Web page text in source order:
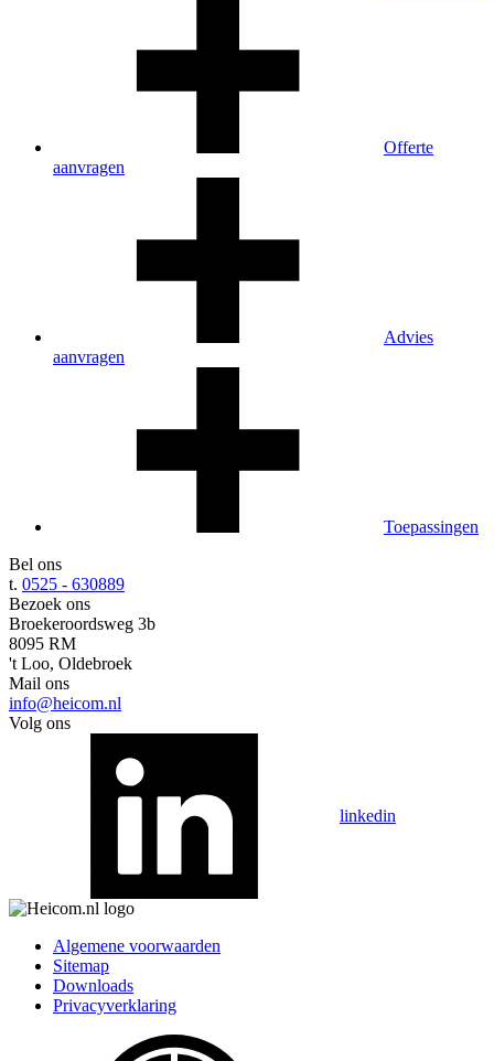
Offerte
aanvragen
Advies
aanvragen
Toepassingen
Bel ons
t. 0525 - 630889
Bezoek ons
Broekeroordsweg 3b
8095 RM
't Loo, Oldebroek
Mail ons
info@heicom.nl
Volg ons
linkedin
Algemene voorwaarden
Sitemap
Downloads
Privacyverklaring